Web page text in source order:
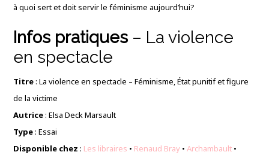
à quoi sert et doit servir le féminisme aujourd’hui?
Infos pratiques – La violence
en spectacle
Titre: La violence en spectacle – Féminisme, État punitif et figure
de la victime
Autrice: Elsa Deck Marsault
Type: Essai
Disponible chez : Les libraires • Renaud Bray •Archambault •